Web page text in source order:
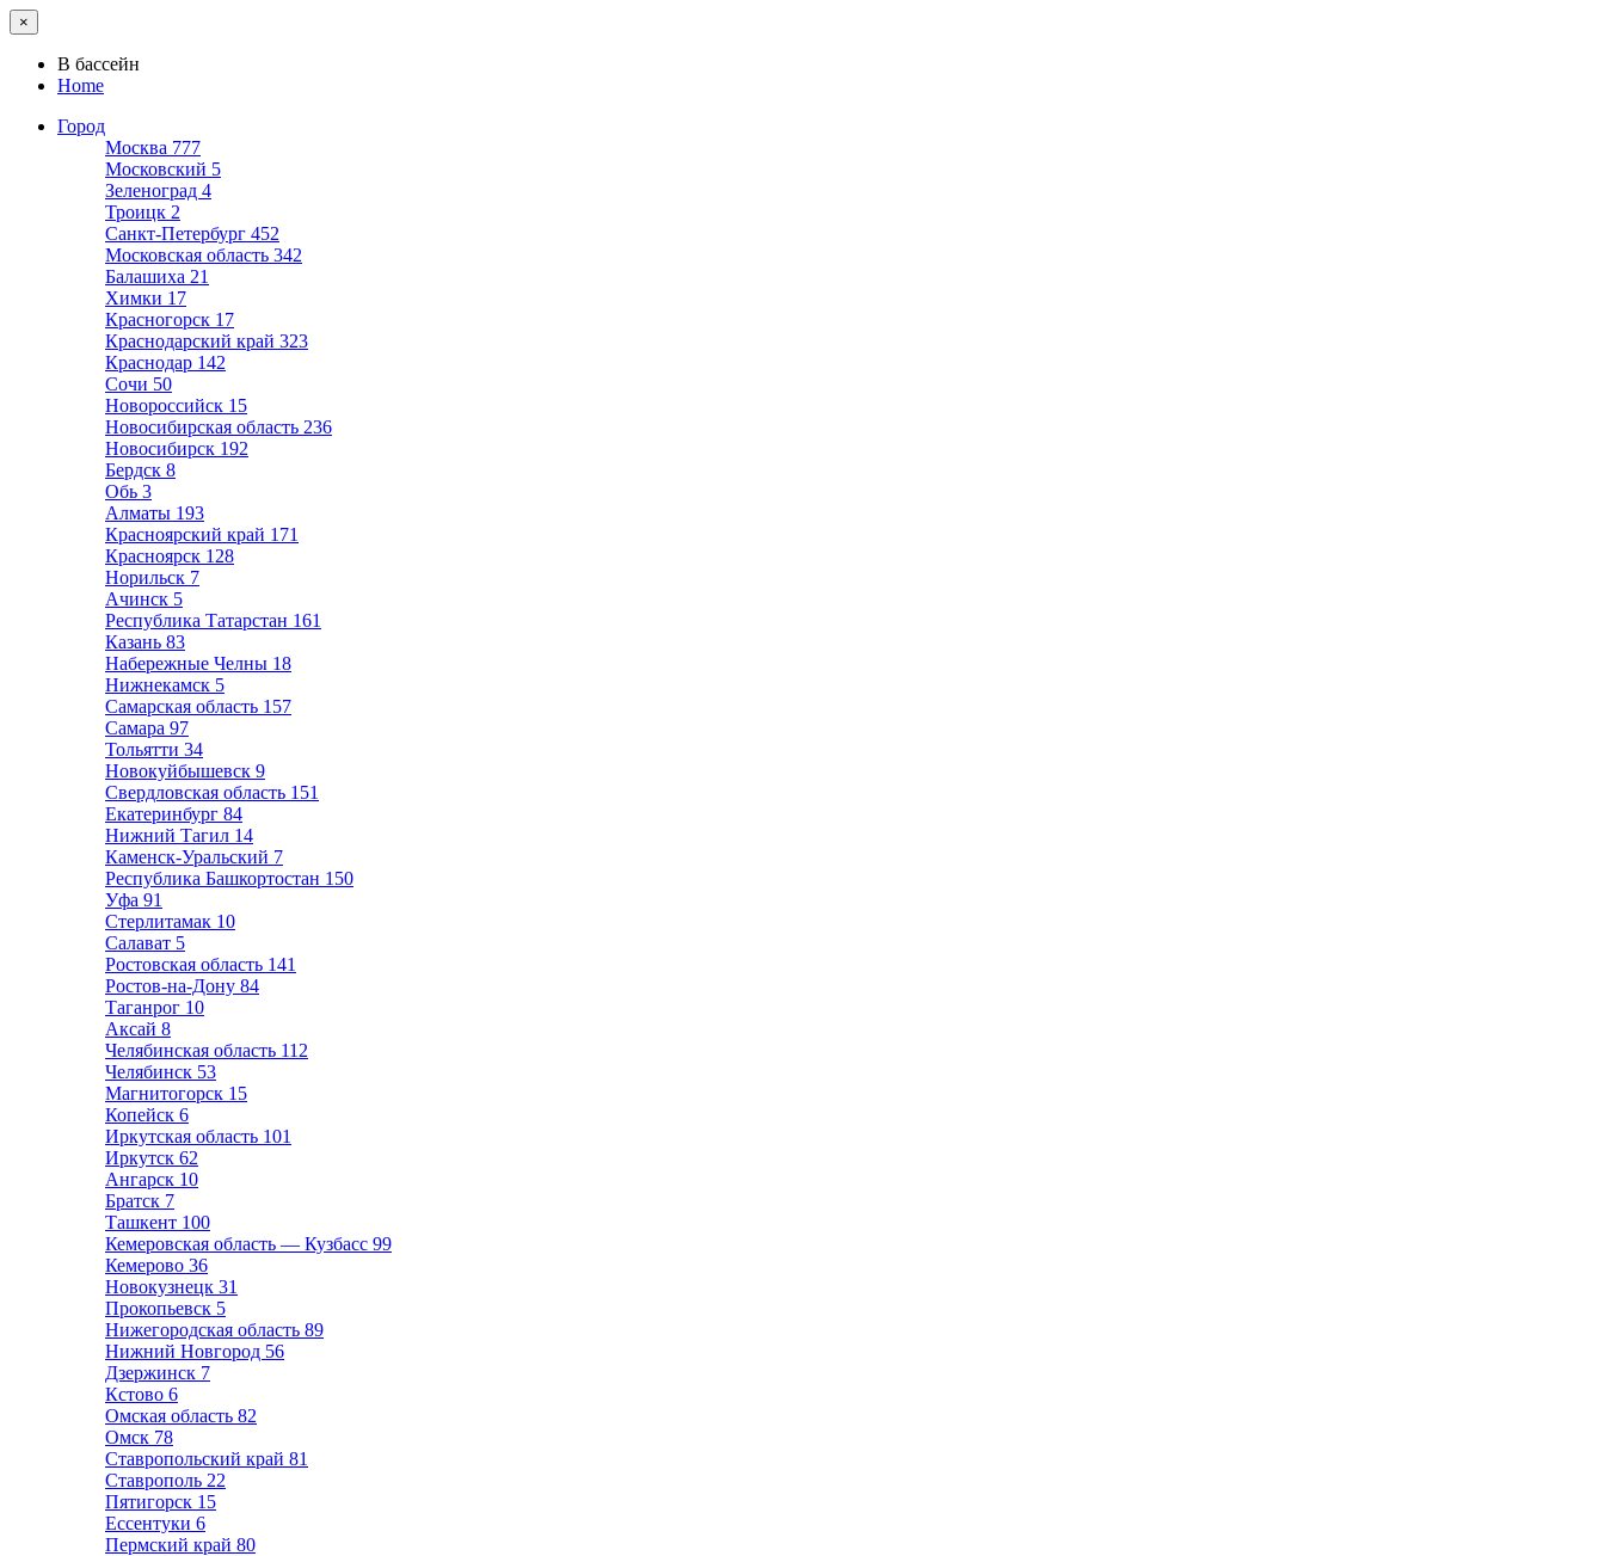
×
В бассейн
Home
Город
Москва 777
Московский 5
Зеленоград 4
Троицк 2
Санкт-Петербург 452
Московская область 342
Балашиха 21
Химки 17
Красногорск 17
Краснодарский край 323
Краснодар 142
Сочи 50
Новороссийск 15
Новосибирская область 236
Новосибирск 192
Бердск 8
Обь 3
Алматы 193
Красноярский край 171
Красноярск 128
Норильск 7
Ачинск 5
Республика Татарстан 161
Казань 83
Набережные Челны 18
Нижнекамск 5
Самарская область 157
Самара 97
Тольятти 34
Новокуйбышевск 9
Свердловская область 151
Екатеринбург 84
Нижний Тагил 14
Каменск-Уральский 7
Республика Башкортостан 150
Уфа 91
Стерлитамак 10
Салават 5
Ростовская область 141
Ростов-на-Дону 84
Таганрог 10
Аксай 8
Челябинская область 112
Челябинск 53
Магнитогорск 15
Копейск 6
Иркутская область 101
Иркутск 62
Ангарск 10
Братск 7
Ташкент 100
Кемеровская область — Кузбасс 99
Кемерово 36
Новокузнецк 31
Прокопьевск 5
Нижегородская область 89
Нижний Новгород 56
Дзержинск 7
Кстово 6
Омская область 82
Омск 78
Ставропольский край 81
Ставрополь 22
Пятигорск 15
Ессентуки 6
Пермский край 80